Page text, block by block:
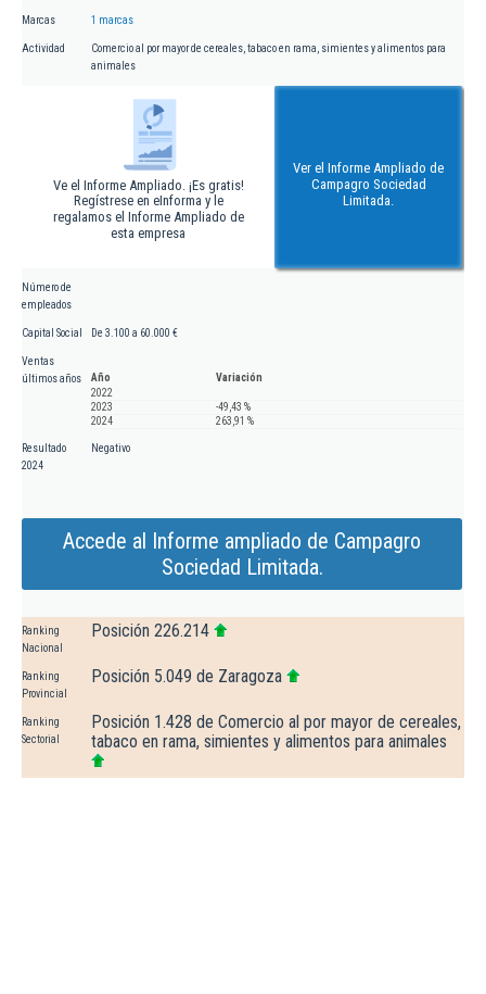
Marcas 1 marcas
Actividad
Comercio al por mayor de cereales, tabaco en rama, simientes y alimentos para
animales
Ve el Informe Ampliado. ¡Es gratis!
Regístrese en eInforma y le
regalamos el Informe Ampliado de
esta empresa
Ver el Informe Ampliado de
Campagro Sociedad
Limitada.
Número de
empleados
Capital Social De 3.100 a 60.000 €
Ventas
últimos años
Año
Variación
2022
2023
-49,43 %
2024
263,91 %
Resultado
2024
Negativo
Accede al Informe ampliado de Campagro
Sociedad Limitada.
Ranking
Nacional
Posición 226.214
Ranking
Provincial
Posición 5.049 de Zaragoza
Ranking
Sectorial
Posición 1.428 de Comercio al por mayor de cereales,
tabaco en rama, simientes y alimentos para animales